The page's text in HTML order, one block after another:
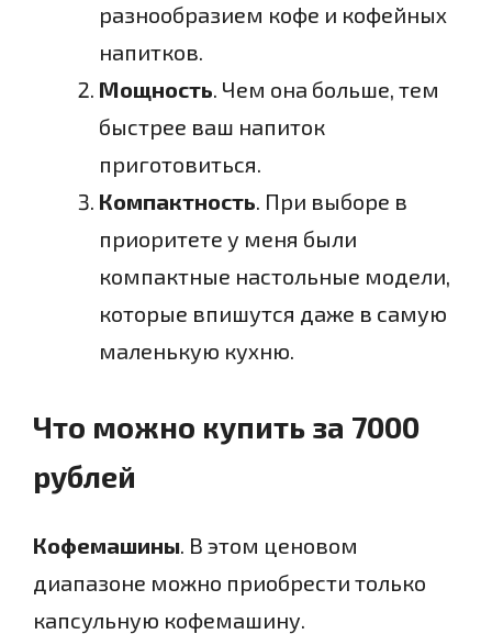
разнообразием кофе и кофейных
напитков.
Мощность. Чем она больше, тем
быстрее ваш напиток
приготовиться.
Компактность. При выборе в
приоритете у меня были
компактные настольные модели,
которые впишутся даже в самую
маленькую кухню.
Что можно купить за 7000
рублей
Кофемашины . В этом ценовом
диапазоне можно приобрести только
капсульную кофемашину.